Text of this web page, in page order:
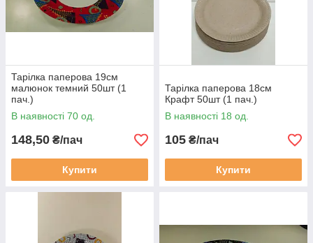
Тарілка паперова 19см
малюнок темний 50шт (1
пач.)
В наявності 70 од.
148,50 ₴/пач
Купити
Тарілка паперова 18см
Крафт 50шт (1 пач.)
В наявності 18 од.
105 ₴/пач
Купити